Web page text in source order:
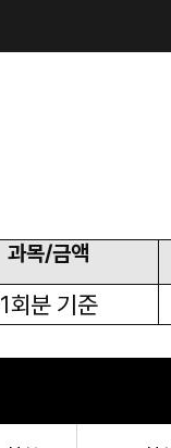
과목/금액
1회분 기준